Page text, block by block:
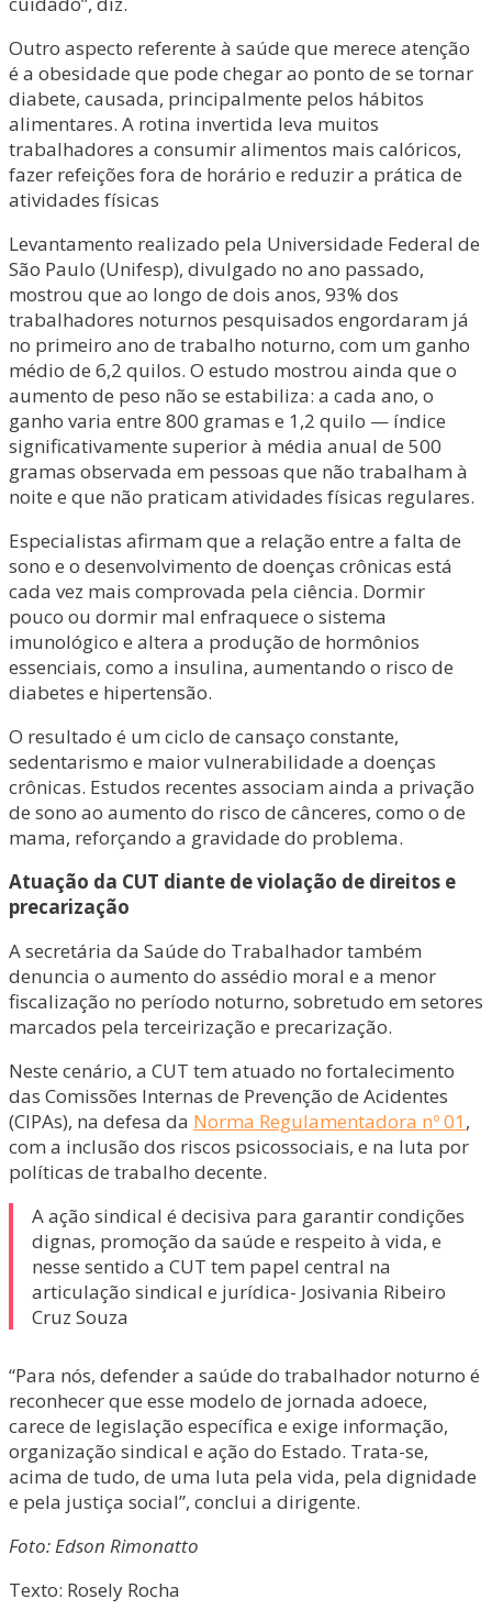
Outro aspecto referente à saúde que merece atenção
é a obesidade que pode chegar ao ponto de se tornar
diabete, causada, principalmente pelos hábitos
alimentares. A rotina invertida leva muitos
trabalhadores a consumir alimentos mais calóricos,
fazer refeições fora de horário e reduzir a prática de
atividades físicas
Levantamento realizado pela Universidade Federal de
São Paulo (Unifesp), divulgado no ano passado,
mostrou que ao longo de dois anos, 93% dos
trabalhadores noturnos pesquisados engordaram já
no primeiro ano de trabalho noturno, com um ganho
médio de 6,2 quilos. O estudo mostrou ainda que o
aumento de peso não se estabiliza: a cada ano, o
ganho varia entre 800 gramas e 1,2 quilo — índice
significativamente superior à média anual de 500
gramas observada em pessoas que não trabalham à
noite e que não praticam atividades físicas regulares.
Especialistas afirmam que a relação entre a falta de
sono e o desenvolvimento de doenças crônicas está
cada vez mais comprovada pela ciência. Dormir
pouco ou dormir mal enfraquece o sistema
imunológico e altera a produção de hormônios
essenciais, como a insulina, aumentando o risco de
diabetes e hipertensão.
O resultado é um ciclo de cansaço constante,
sedentarismo e maior vulnerabilidade a doenças
crônicas. Estudos recentes associam ainda a privação
de sono ao aumento do risco de cânceres, como o de
mama, reforçando a gravidade do problema.
Atuação da CUT diante de violação de direitos e
precarização
A secretária da Saúde do Trabalhador também
denuncia o aumento do assédio moral e a menor
fiscalização no período noturno, sobretudo em setores
marcados pela terceirização e precarização.
Neste cenário, a CUT tem atuado no fortalecimento
das Comissões Internas de Prevenção de Acidentes
(CIPAs), na defesa da Norma Regulamentadora nº 01,
com a inclusão dos riscos psicossociais, e na luta por
políticas de trabalho decente.
A ação sindical é decisiva para garantir condições
dignas, promoção da saúde e respeito à vida, e
nesse sentido a CUT tem papel central na
articulação sindical e jurídica- Josivania Ribeiro
Cruz Souza
“Para nós, defender a saúde do trabalhador noturno é
reconhecer que esse modelo de jornada adoece,
carece de legislação específica e exige informação,
organização sindical e ação do Estado. Trata-se,
acima de tudo, de uma luta pela vida, pela dignidade
e pela justiça social”, conclui a dirigente.
Foto: Edson Rimonatto
Texto: Rosely Rocha